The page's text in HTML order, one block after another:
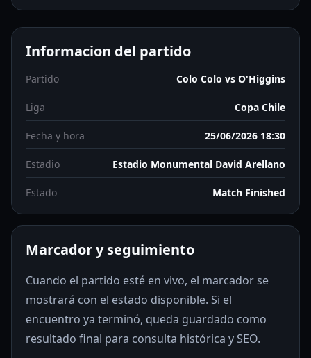
Informacion del partido
Partido Colo Colo vs O'Higgins
Liga Copa Chile
Fecha y hora 25/06/2026 18:30
Estadio Estadio Monumental David Arellano
Estado Match Finished
Marcador y seguimiento
Cuando el partido esté en vivo, el marcador se
mostrará con el estado disponible. Si el
encuentro ya terminó, queda guardado como
resultado final para consulta histórica y SEO.